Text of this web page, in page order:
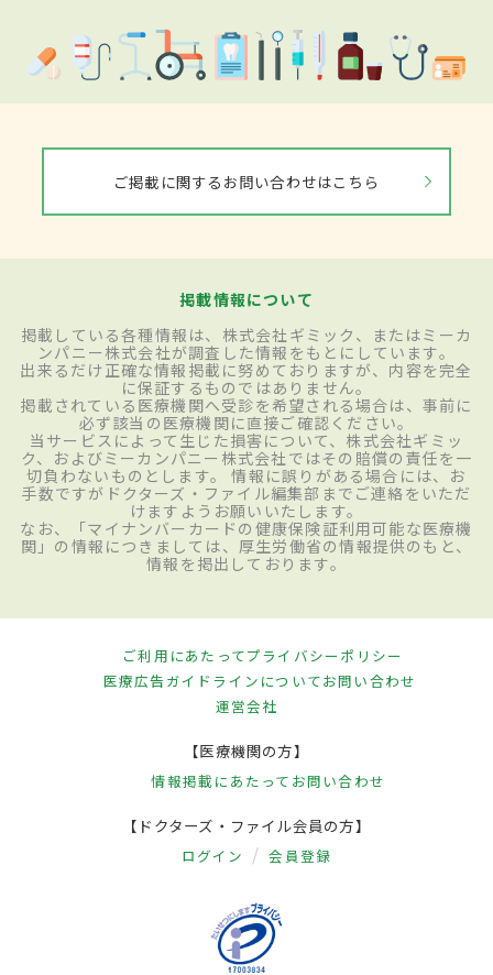
ご掲載に関するお問い合わせはこちら
掲載情報について
掲載している各種情報は、株式会社ギミック、またはミーカ
ンパニー株式会社が調査した情報をもとにしています。
出来るだけ正確な情報掲載に努めておりますが、内容を完全
に保証するものではありません。
掲載されている医療機関へ受診を希望される場合は、事前に
必ず該当の医療機関に直接ご確認ください。
当サービスによって生じた損害について、株式会社ギミッ
ク、およびミーカンパニー株式会社ではその賠償の責任を一
切負わないものとします。 情報に誤りがある場合には、お
手数ですがドクターズ・ファイル編集部までご連絡をいただ
けますようお願いいたします。
なお、「マイナンバーカードの健康保険証利用可能な医療機
関」の情報につきましては、厚生労働省の情報提供のもと、
情報を掲出しております。
ご利用にあたってプライバシーポリシー
医療広告ガイドラインについてお問い合わせ
運営会社
【医療機関の方】
情報掲載にあたって お問い合わせ
【ドクターズ・ファイル会員の方】
ログイン 会員登録